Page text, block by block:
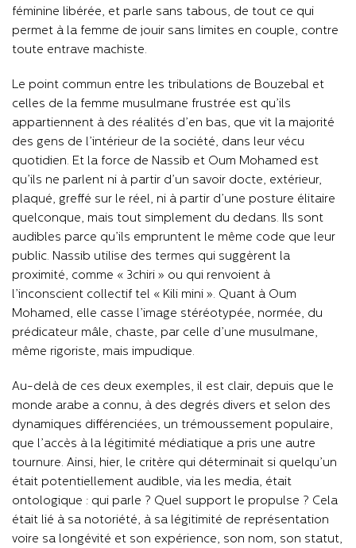
féminine libérée, et parle sans tabous, de tout ce qui
permet à la femme de jouir sans limites en couple, contre
toute entrave machiste.
Le point commun entre les tribulations de Bouzebal et
celles de la femme musulmane frustrée est qu’ils
appartiennent à des réalités d’en bas, que vit la majorité
des gens de l’intérieur de la société, dans leur vécu
quotidien. Et la force de Nassib et Oum Mohamed est
qu’ils ne parlent ni à partir d’un savoir docte, extérieur,
plaqué, greffé sur le réel, ni à partir d’une posture élitaire
quelconque, mais tout simplement du dedans. Ils sont
audibles parce qu’ils empruntent le même code que leur
public. Nassib utilise des termes qui suggèrent la
proximité, comme « 3chiri » ou qui renvoient à
l’inconscient collectif tel « Kili mini ». Quant à Oum
Mohamed, elle casse l’image stéréotypée, normée, du
prédicateur mâle, chaste, par celle d’une musulmane,
même rigoriste, mais impudique.
Au-delà de ces deux exemples, il est clair, depuis que le
monde arabe a connu, à des degrés divers et selon des
dynamiques différenciées, un trémoussement populaire,
que l’accès à la légitimité médiatique a pris une autre
tournure. Ainsi, hier, le critère qui déterminait si quelqu’un
était potentiellement audible, via les media, était
ontologique : qui parle ? Quel support le propulse ? Cela
était lié à sa notoriété, à sa légitimité de représentation
voire sa longévité et son expérience, son nom, son statut,